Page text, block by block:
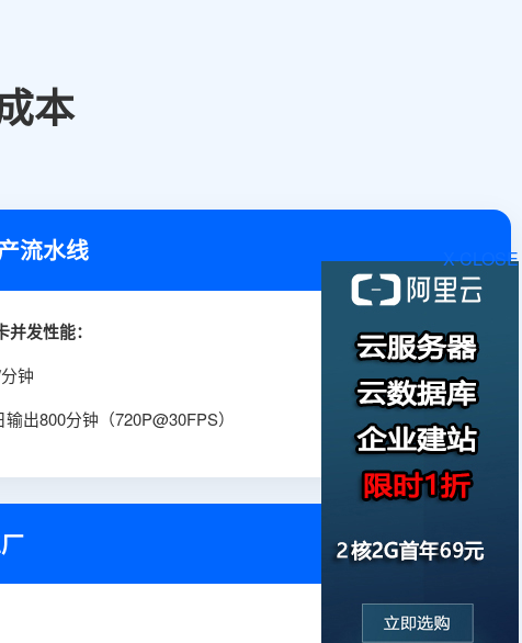
X-CLOSE
本
流水线
发性能：
钟
输出800分钟（720P@30FPS）